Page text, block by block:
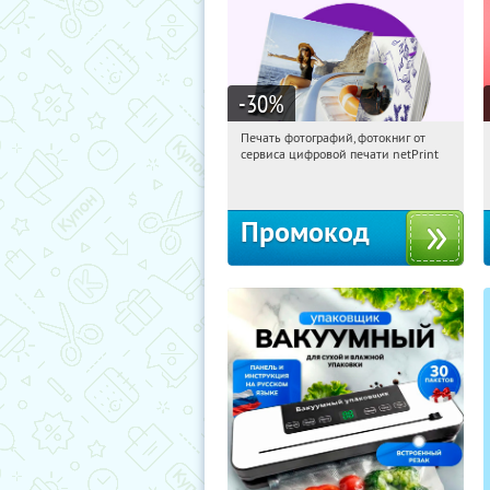
-30%
10:05:12 Получили:
Печать фотографий, фотокниг от
сервиса цифровой печати netPrint
Промокод